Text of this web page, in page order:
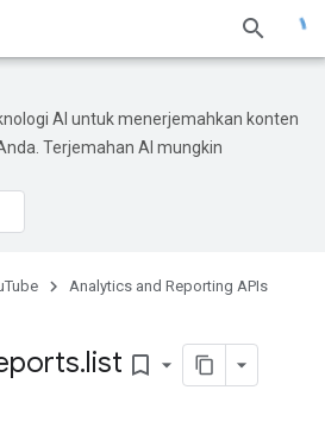
AI untuk menerjemahkan konten
Terjemahan AI mungkin
Analytics and Reporting APIs
.list bookmark_border